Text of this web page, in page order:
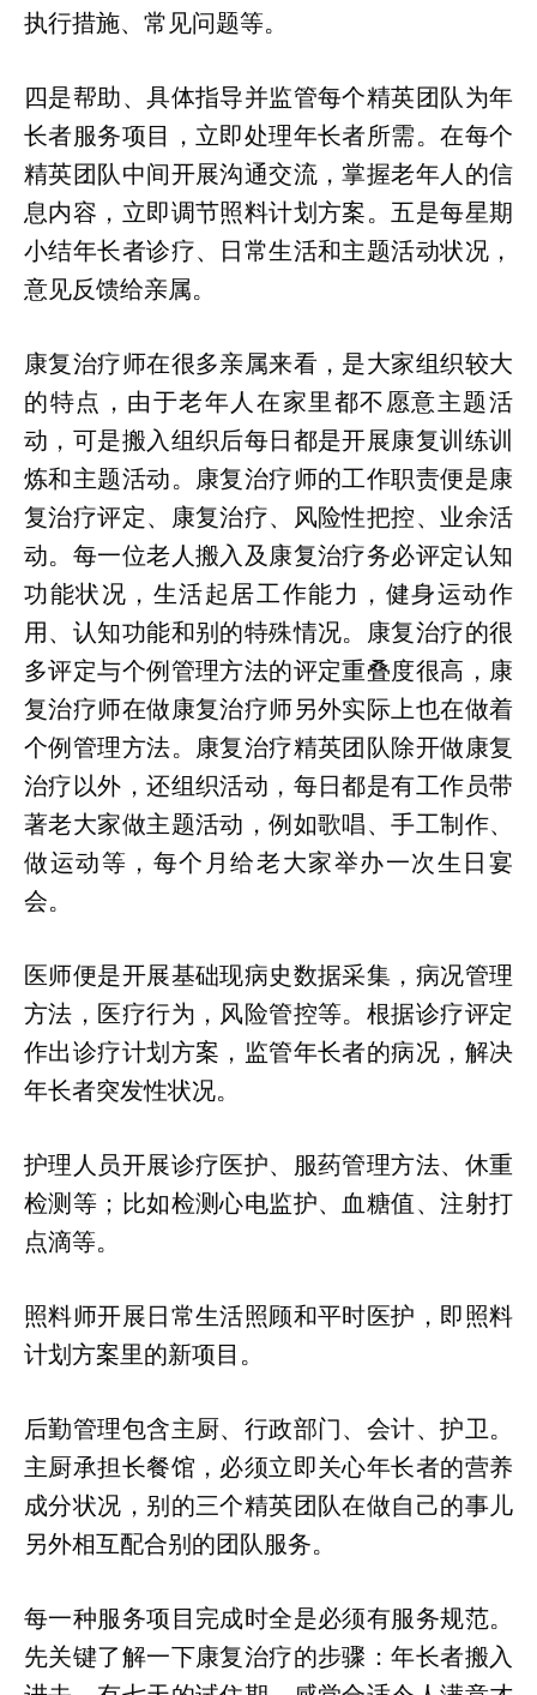
执行措施、常见问题等。
四是帮助、具体指导并监管每个精英团队为年
长者服务项目，立即处理年长者所需。在每个
精英团队中间开展沟通交流，掌握老年人的信
息内容，立即调节照料计划方案。五是每星期
小结年长者诊疗、日常生活和主题活动状况，
意见反馈给亲属。
康复治疗师在很多亲属来看，是大家组织较大
的特点，由于老年人在家里都不愿意主题活
动，可是搬入组织后每日都是开展康复训练训
炼和主题活动。康复治疗师的工作职责便是康
复治疗评定、康复治疗、风险性把控、业余活
动。每一位老人搬入及康复治疗务必评定认知
功能状况，生活起居工作能力，健身运动作
用、认知功能和别的特殊情况。康复治疗的很
多评定与个例管理方法的评定重叠度很高，康
复治疗师在做康复治疗师另外实际上也在做着
个例管理方法。康复治疗精英团队除开做康复
治疗以外，还组织活动，每日都是有工作员带
著老大家做主题活动，例如歌唱、手工制作、
做运动等，每个月给老大家举办一次生日宴
会。
医师便是开展基础现病史数据采集，病况管理
方法，医疗行为，风险管控等。根据诊疗评定
作出诊疗计划方案，监管年长者的病况，解决
年长者突发性状况。
护理人员开展诊疗医护、服药管理方法、休重
检测等；比如检测心电监护、血糖值、注射打
点滴等。
照料师开展日常生活照顾和平时医护，即照料
计划方案里的新项目。
后勤管理包含主厨、行政部门、会计、护卫。
主厨承担长餐馆，必须立即关心年长者的营养
成分状况，别的三个精英团队在做自己的事儿
另外相互配合别的团队服务。
每一种服务项目完成时全是必须有服务规范。
先关键了解一下康复治疗的步骤：年长者搬入